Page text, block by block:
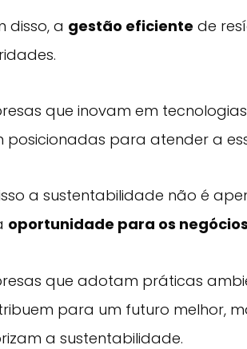
disso, a gestão eficiente de
que inovam em
posicionadas para atender a
a sustentabilidade não é
oportunidade para os
que adotam práticas
para um futuro melhor,
a sustentabilidade.